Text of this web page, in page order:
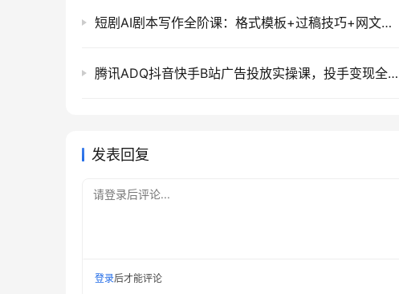
短剧AI剧本写作全阶课：格式模板+过稿技巧+网文改编实操
腾讯ADQ抖音快手B站广告投放实操课，投手变现全攻略
发表回复
请登录后评论...
登录后才能评论